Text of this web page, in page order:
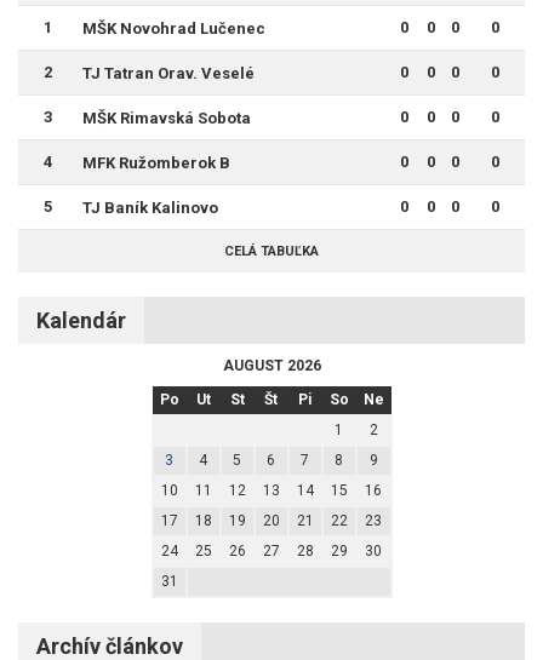
1 MŠK Novohrad Lučenec 0 0 0 0
2 TJ Tatran Orav. Veselé 0 0 0 0
3 MŠK Rimavská Sobota 0 0 0 0
4 MFK Ružomberok B 0 0 0 0
5 TJ Baník Kalinovo 0 0 0 0
CELÁ TABUĽKA
Kalendár
AUGUST 2026
Po
Ut St Št Pi So
Ne
1
2
3
4 5 6 7 8
9
10
11 12 13 14 15
16
17
18 19 20 21 22
23
24
25 26 27 28 29
30
31
Archív článkov